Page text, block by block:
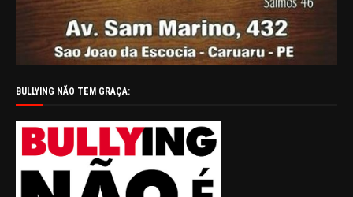
BULLYING NÃO TEM GRAÇA: